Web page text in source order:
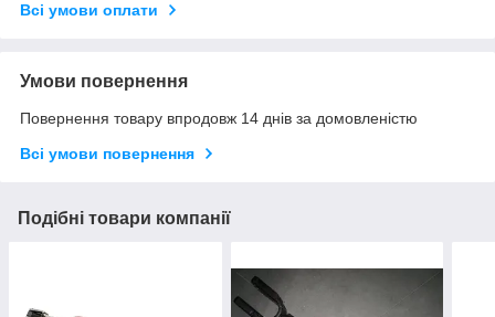
Всі умови оплати
Умови повернення
Повернення товару впродовж 14 днів за домовленістю
Всі умови повернення
Подібні товари компанії